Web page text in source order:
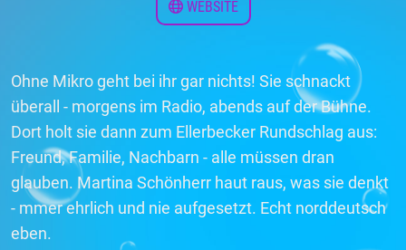
WEBSITE
Ohne Mikro geht bei ihr gar nichts! Sie schnackt
überall - morgens im Radio, abends auf der Bühne.
Dort holt sie dann zum Ellerbecker Rundschlag aus:
Freund, Familie, Nachbarn - alle müssen dran
glauben. Martina Schönherr haut raus, was sie denkt
- mmer ehrlich und nie aufgesetzt. Echt norddeutsch
eben.